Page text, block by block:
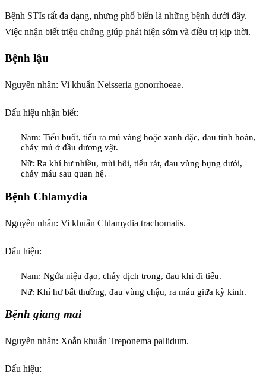
Bệnh STIs rất đa dạng, nhưng phổ biến là những bệnh dưới đây.
Việc nhận biết triệu chứng giúp phát hiện sớm và điều trị kịp thời.
Bệnh lậu
Nguyên nhân: Vi khuẩn Neisseria gonorrhoeae.
Dấu hiệu nhận biết:
Nam: Tiểu buốt, tiểu ra mủ vàng hoặc xanh đặc, đau tinh hoàn,
chảy mủ ở đầu dương vật.
Nữ: Ra khí hư nhiều, mùi hôi, tiểu rát, đau vùng bụng dưới,
chảy máu sau quan hệ.
Bệnh Chlamydia
Nguyên nhân: Vi khuẩn Chlamydia trachomatis.
Dấu hiệu:
Nam: Ngứa niệu đạo, chảy dịch trong, đau khi đi tiểu.
Nữ: Khí hư bất thường, đau vùng chậu, ra máu giữa kỳ kinh.
Bệnh giang mai
Nguyên nhân: Xoắn khuẩn Treponema pallidum.
Dấu hiệu: